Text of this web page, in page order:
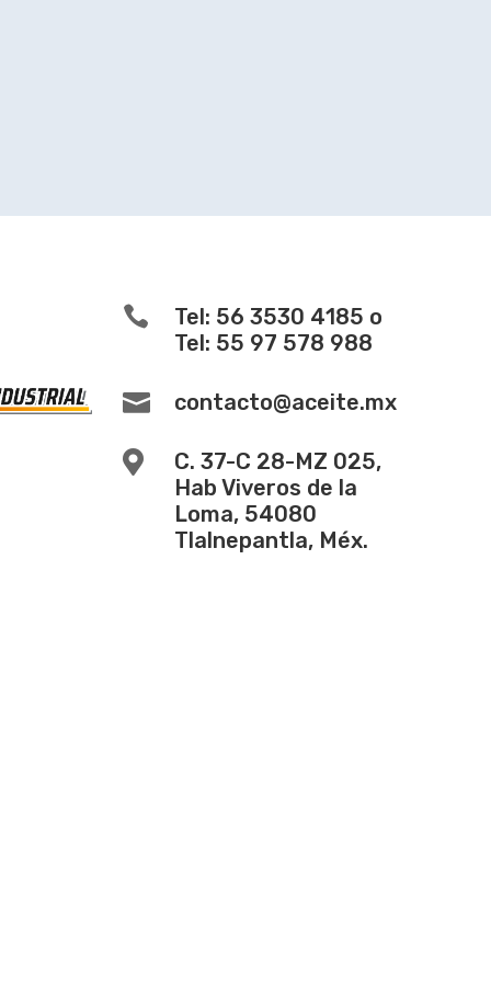

Tel: 56 3530 4185 o
Tel: 55 97 578 988
 contacto@aceite.mx

C. 37-C 28-MZ 025,
Hab Viveros de la
Loma, 54080
Tlalnepantla, Méx.